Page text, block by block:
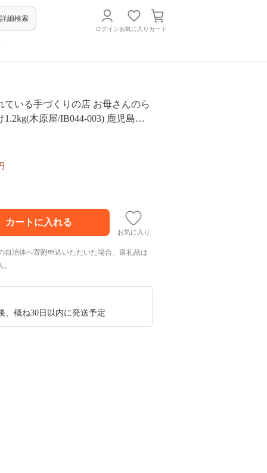
詳細検索
ログインお気に入り カート
ている手づくりの店 お母さんのら
1.2kg(木原屋/IB044-003) 鹿児島県
お気に入り
自治体へ寄附申込いただいた場合、返礼品は
、概ね30日以内に発送予定